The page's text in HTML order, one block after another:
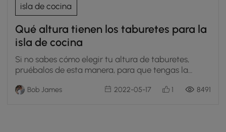
isla de cocina
Qué altura tienen los taburetes para la
isla de cocina
Si no sabes cómo elegir tu altura de taburetes,
pruébalos de esta manera, para que tengas la
Bob James 2022-05-17 1 8491